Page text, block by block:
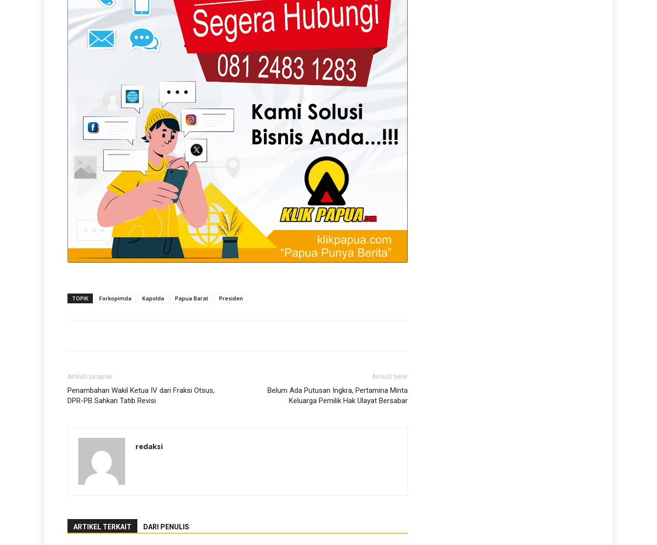
TOPIK Forkopimda Kapolda Papua Barat Presiden
Artikulli paraprak
Penambahan Wakil Ketua IV dari Fraksi Otsus,
DPR-PB Sahkan Tatib Revisi
Artikulli tjetër
Belum Ada Putusan Ingkra, Pertamina Minta
Keluarga Pemilik Hak Ulayat Bersabar
redaksi
ARTIKEL TERKAIT DARI PENULIS